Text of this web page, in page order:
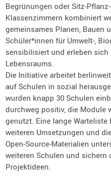
Begrünungen oder Sitz-
Klassenzimmern kombiniert
gemeinsames Planen, Bauen
Schüler*innen für Umwelt-,
sensibilisiert und erleben
Lebensraums.
Die Initiative arbeitet
auf Schulen in sozial
wurden knapp 30 Schulen
durchweg positiv, die Module
genutzt. Eine lange
weiteren Umsetzungen und
Open-Source-Materialien
weiteren Schulen und sichern
Projektideen.